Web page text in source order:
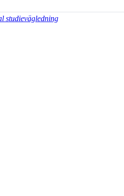
studievägledning